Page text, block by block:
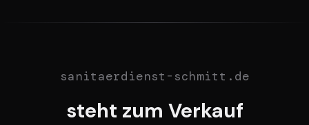
sanitaerdienst-schmitt.de
steht zum Verkauf